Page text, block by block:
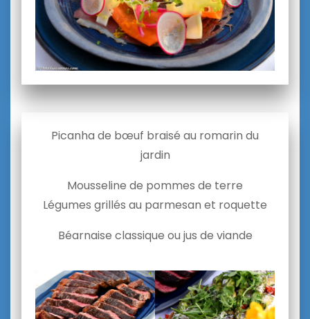
Picanha de bœuf braisé au romarin du
jardin
Mousseline de pommes de terre
Légumes grillés au parmesan et roquette
Béarnaise classique ou jus de viande